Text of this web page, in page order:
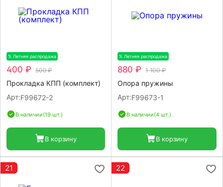
% Летняя распродажа
400 ₽ 500 ₽
Прокладка КПП (комплект)
Арт:F99672-2
В наличии(19 шт.)
В корзину
% Летняя распродажа
880 ₽ 1 100 ₽
Опора пружины
Арт:F99673-1
В наличии(4 шт.)
В корзину
21 22